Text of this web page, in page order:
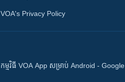
VOA's Privacy Policy
កម្មវិធី​ VOA App សម្រាប់ Android - Google